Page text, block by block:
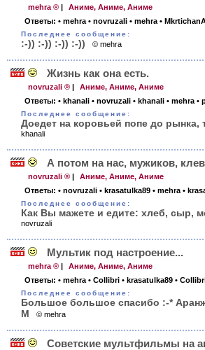
mehra ® |
Аниме, Аниме, Аниме
Ответы: • mehra • novruzali • mehra •
Последнее сообщение:
:-)) :-)) :-)) :-)) © mehra
Жизнь как она есть.
novruzali ® |
Аниме, Аниме, Аниме
Ответы: • khanali • novruzali • khanali • mehra •
Последнее сообщение:
Доедет на коровьей попе до рынка,
khanali
А потом на нас, мужиков,
novruzali ® |
Аниме, Аниме, Аниме
Ответы: • novruzali • krasatulka89 • mehra •
Последнее сообщение:
Как Вы мажете и едите: хлеб, сыр,
novruzali
Мультик под настроение...
mehra ® |
Аниме, Аниме, Аниме
Ответы: • mehra • Collibri • krasatulka89 •
Последнее сообщение:
Большое большое спасибо :-*
М
© mehra
Советские мультфильмы на